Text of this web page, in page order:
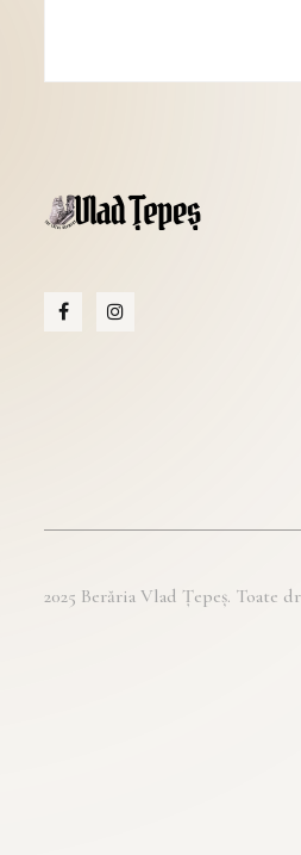
2025 Berăria Vlad Țepeș. Toate